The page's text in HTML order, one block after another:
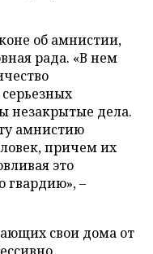
об амнистии,
рада. «В нем
незакрытые дела.
амнистию
причем их
это
гвардию», –
свои дома от